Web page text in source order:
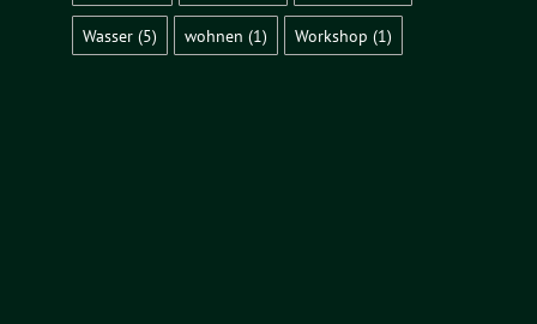
Wasser (5) wohnen (1) Workshop (1)